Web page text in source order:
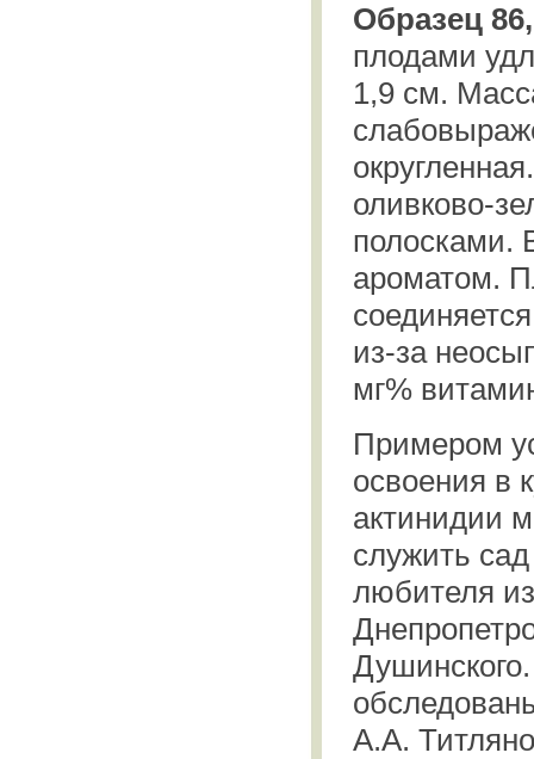
Образец 86,
плодами
1,9 см.
оливково-
полосками.
ароматом.
из-за
мг%
Примером
освоения в
актинидии
служить
любителя из
А.А.